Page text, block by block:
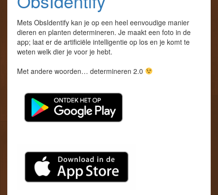
Mets ObsIdentify kan je op een heel eenvoudige manier
dieren en planten determineren. Je maakt een foto in de
app; laat er de artificiële intelligentie op los en je komt te
weten welk dier je voor je hebt.
Met andere woorden… determineren 2.0